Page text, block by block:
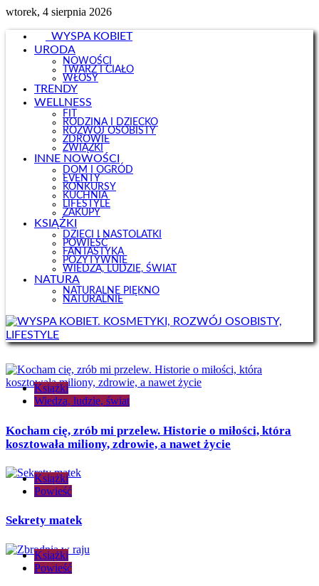
wtorek, 4 sierpnia 2026
WYSPA KOBIET
URODA
NOWOŚCI
TWARZ I CIAŁO
WŁOSY
TRENDY
WELLNESS
FIT
RODZINA I DZIECKO
ROZWÓJ OSOBISTY
ZDROWIE
ZWIĄZKI
INNE NOWOŚCI
DOM I OGRÓD
EVENTY
KONKURSY
KUCHNIA
LIFESTYLE
ZAKUPY
KSIĄŻKI
DZIECI I NASTOLATKI
POWIEŚĆ
FANTASTYKA
POZYTYWNIE
WIEDZA, LUDZIE, ŚWIAT
NATURA
NATURALNE PIĘKNO
NATURALNIE
Książki
Wiedza, ludzie, świat
Kocham cię, zrób mi przelew. Historie o miłości, która
kosztowała miliony, zdrowie, a nawet życie
Książki
Powieść
Sekrety matek
Książki
Powieść